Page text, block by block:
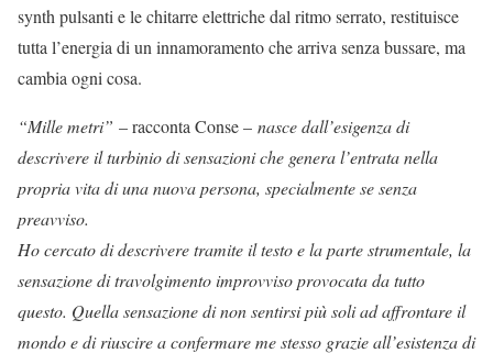
synth pulsanti e le chitarre elettriche dal ritmo serrato, restituisce
tutta l’energia di un innamoramento che arriva senza bussare, ma
cambia ogni cosa.
“Mille metri” – racconta Conse – nasce dall’esigenza di
descrivere il turbinio di sensazioni che genera l’entrata nella
propria vita di una nuova persona, specialmente se senza
preavviso.
Ho cercato di descrivere tramite il testo e la parte strumentale, la
sensazione di travolgimento improvviso provocata da tutto
questo. Quella sensazione di non sentirsi più soli ad affrontare il
mondo e di riuscire a confermare me stesso grazie all’esistenza di